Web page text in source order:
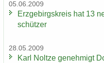
05.06.2009
Erz­ge­birgs­kreis hat 13
schüt­zer
28.05.2009
Karl Nolt­ze ge­neh­migt